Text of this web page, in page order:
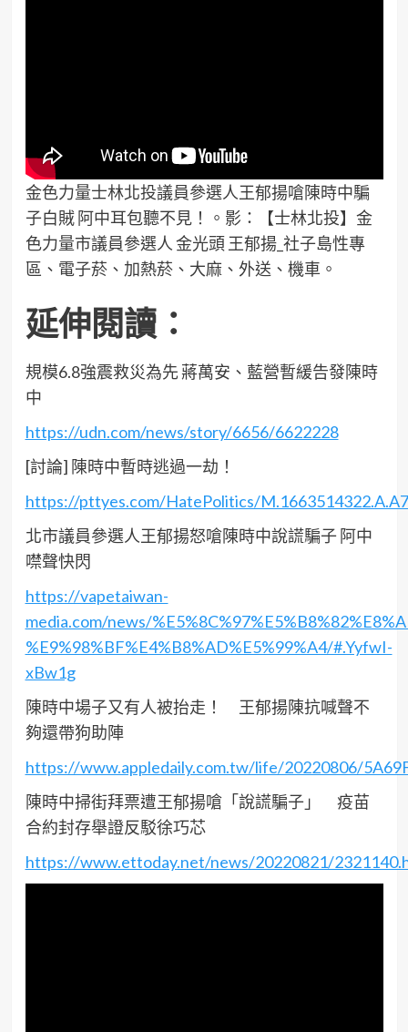
金色力量士林北投議員參選人王郁揚嗆陳時中騙
子白賊 阿中耳包聽不見！。影：【士林北投】金
色力量市議員參選人 金光頭 王郁揚_社子島性專
區、電子菸、加熱菸、大麻、外送、機車。
延伸閱讀：
規模6.8強震救災為先 蔣萬安、藍營暫緩告發陳時
中
https://udn.com/news/story/6656/6622228
[討論] 陳時中暫時逃過一劫！
https://pttyes.com/HatePolitics/
北市議員參選人王郁揚怒嗆陳時中說謊騙子 阿中
噤聲快閃
https://vapetaiwan-
media.com/news/
%E9%98%BF%E4%B8%AD%E5%99%A4/#.YyfwI-
xBw1g
陳時中場子又有人被抬走！ 王郁揚陳抗喊聲不
夠還帶狗助陣
https://www.appledaily.com.tw/life/20220806/
陳時中掃街拜票遭王郁揚嗆「說謊騙子」 疫苗
合約封存舉證反駁徐巧芯
https://www.ettoday.net/news/20220821/